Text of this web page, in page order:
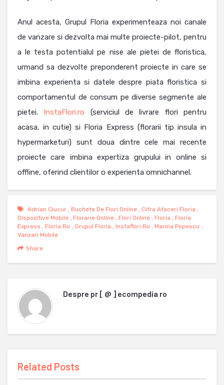
Anul acesta, Grupul Floria experimenteaza noi canale
de vanzare si dezvolta mai multe proiecte-pilot, pentru
a le testa potentialul pe nise ale pietei de floristica,
urmand sa dezvolte preponderent proiecte in care se
imbina experienta si datele despre piata floristica si
comportamentul de consum pe diverse segmente ale
pietei. InstaFlori.ro (serviciul de livrare flori pentru
acasa, in cutie) si Floria Express (florarii tip insula in
hypermarketuri) sunt doua dintre cele mai recente
proiecte care imbina expertiza grupului in online si
offline, oferind clientilor o experienta omnichannel.
Adrian Ciucur Buchete De Flori Online Cifra Afaceri Floria
Dispozitive Mobile
Florarie Online Flori Online Floria
Floria
Express
Floria.ro Grupul Floria Instaflori.ro Marina Popescu
Vanzari Mobile
Share
Despre pr [ @ ] ecompedia ro
Related Posts